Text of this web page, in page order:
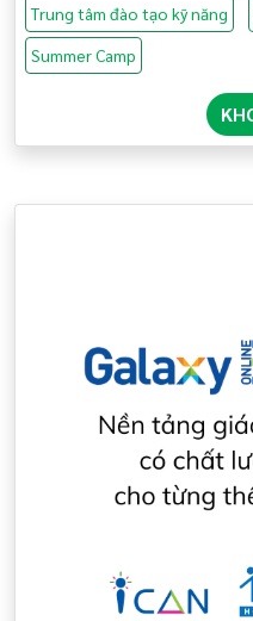
Trung tâm đào tạo kỹ năng
Summer Camp